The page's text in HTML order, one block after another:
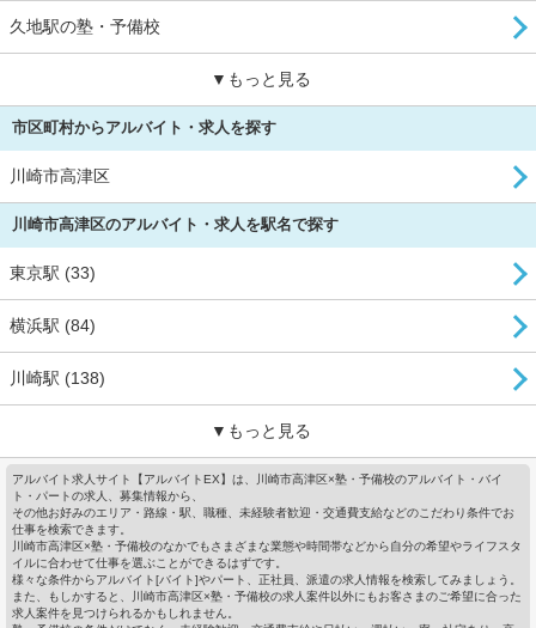
久地駅の塾・予備校
▼もっと見る
市区町村からアルバイト・求人を探す
川崎市高津区
川崎市高津区のアルバイト・求人を駅名で探す
東京駅 (33)
横浜駅 (84)
川崎駅 (138)
▼もっと見る
アルバイト求人サイト【アルバイトEX】は、川崎市高津区×塾・予備校のアルバイト・バイ
ト・パートの求人、募集情報から、
その他お好みのエリア・路線・駅、職種、未経験者歓迎・交通費支給などのこだわり条件でお
仕事を検索できます。
川崎市高津区×塾・予備校のなかでもさまざまな業態や時間帯などから自分の希望やライフスタ
イルに合わせて仕事を選ぶことができるはずです。
様々な条件からアルバイト[バイト]やパート、正社員、派遣の求人情報を検索してみましょう。
また、もしかすると、川崎市高津区×塾・予備校の求人案件以外にもお客さまのご希望に合った
求人案件を見つけられるかもしれません。